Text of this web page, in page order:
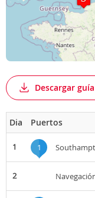
Descargar guía
Dia Puertos
1 1
2